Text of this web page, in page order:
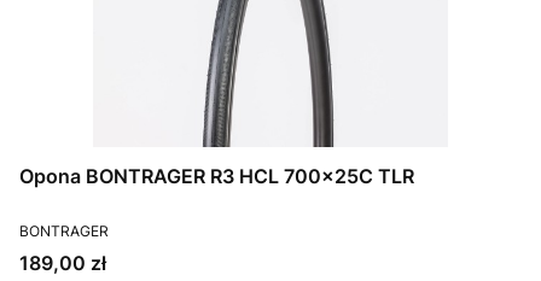
Opona BONTRAGER R3 HCL 700x25C TLR
PRODUCENT
BONTRAGER
Cena
189,00 zł